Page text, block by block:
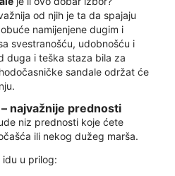
od njih je ta da spajaju
namijenjene dugim i
svestranošću, udobnošću i
duga i teška staza bila za
sandale održat će
najvažnije prednosti
niz prednosti koje ćete
ili nekog dužeg marša.
idu u prilog: